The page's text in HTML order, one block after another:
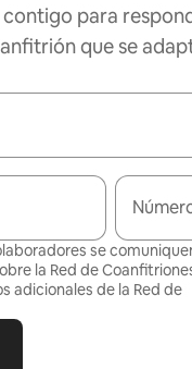
para
que se
se
la Red de
adicionales de la Red de